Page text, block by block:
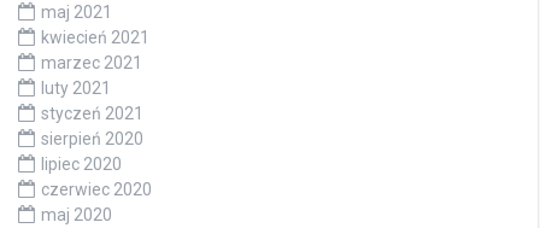
maj 2021
kwiecień 2021
marzec 2021
luty 2021
styczeń 2021
sierpień 2020
lipiec 2020
czerwiec 2020
maj 2020